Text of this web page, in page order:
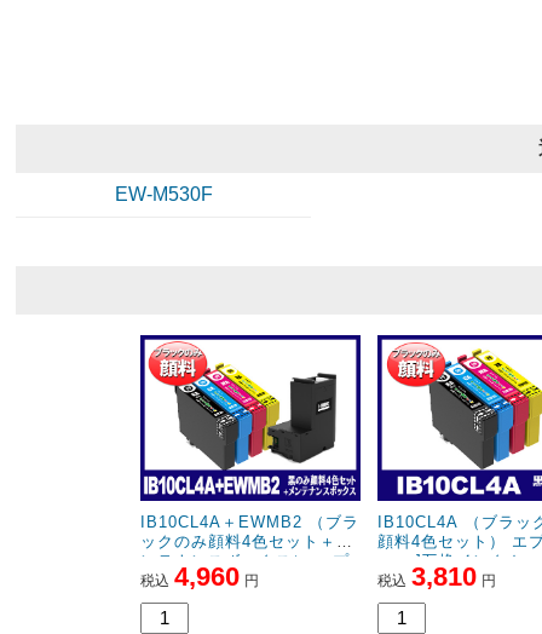
EW-M530F
IB10CL4A＋EWMB2 （ブラ
ックのみ顔料4色セット＋メ
ンテナンスボックス） エプ
ソン[Epson]互換インクカー
トリッジ
税込 4,960 円
IB10CL4A （ブラッ
顔料4色セット） エ
pson]互換インクカー
ジ
税込 3,810 円